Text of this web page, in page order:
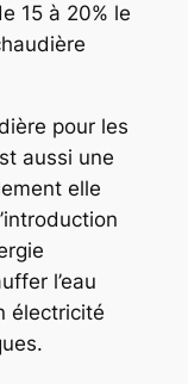
15 à 20% le
pour les
aussi une
elle
l’eau
électricité